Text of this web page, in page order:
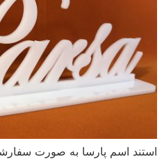
استند اسم پارسا به صورت